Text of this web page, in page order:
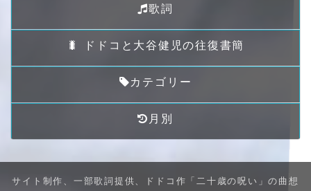
歌詞
🐛 ドドコと大谷健児の往復書簡
カテゴリー
月別
サイト制作、一部歌詞提供、ドドコ作「二十歳の呪い」の曲想